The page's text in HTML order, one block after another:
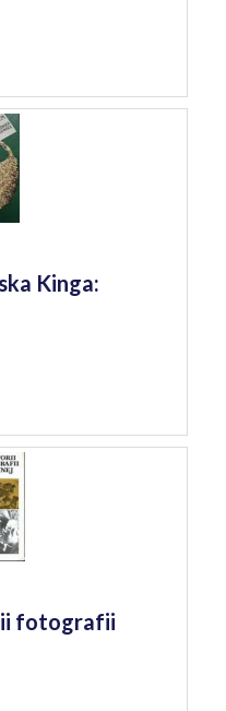
Kinga:
fotografii